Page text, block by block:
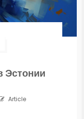
Эстонии
Article